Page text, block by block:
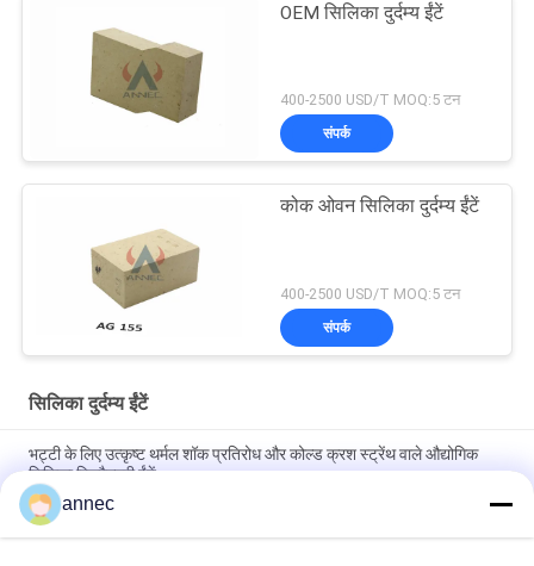
OEM सिलिका दुर्दम्य ईंटें
400-2500 USD/T MOQ:5 टन
संपर्क
कोक ओवन सिलिका दुर्दम्य ईंटें
400-2500 USD/T MOQ:5 टन
संपर्क
सिलिका दुर्दम्य ईंटें
भट्टी के लिए उत्कृष्ट थर्मल शॉक प्रतिरोध और कोल्ड क्रश स्ट्रेंथ वाले औद्योगिक
सिलिका रिफ्रैक्टरी ईंटें
Customized Size and Heat Resistant Silica Fire Brick for High
Temperature Industrial Furnaces
annec